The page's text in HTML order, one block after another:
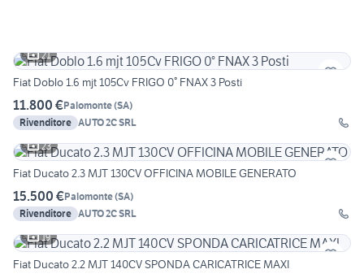
21
Fiat Doblo 1.6 mjt 105Cv FRIGO 0° FNAX 3 Posti
11.800 €Palomonte(SA)
Rivenditore AUTO 2C SRL
23
Fiat Ducato 2.3 MJT 130CV OFFICINA MOBILE GENERATO
15.500 €Palomonte(SA)
Rivenditore AUTO 2C SRL
19
Fiat Ducato 2.2 MJT 140CV SPONDA CARICATRICE MAXI